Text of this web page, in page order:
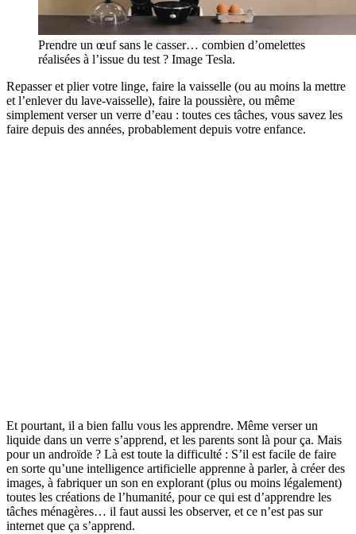
Prendre un œuf sans le casser… combien d’omelettes
réalisées à l’issue du test ? Image Tesla.
Repasser et plier votre linge, faire la vaisselle (ou au moins la mettre
et l’enlever du lave-vaisselle), faire la poussière, ou même
simplement verser un verre d’eau : toutes ces tâches, vous savez les
faire depuis des années, probablement depuis votre enfance.
Et pourtant, il a bien fallu vous les apprendre. Même verser un
liquide dans un verre s’apprend, et les parents sont là pour ça. Mais
pour un androïde ? Là est toute la difficulté : S’il est facile de faire
en sorte qu’une intelligence artificielle apprenne à parler, à créer des
images, à fabriquer un son en explorant (plus ou moins légalement)
toutes les créations de l’humanité, pour ce qui est d’apprendre les
tâches ménagères… il faut aussi les observer, et ce n’est pas sur
internet que ça s’apprend.